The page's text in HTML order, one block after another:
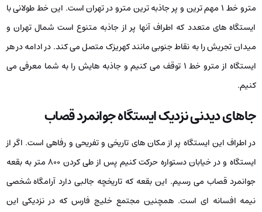
مترو خط ۱ مهم ترین و پر جاذبه ترین مترو در تهران است. این خط طولانی با
ایستگاه های متعدد که اطراف آنها پر از جاذبه متنوع است شمال تهران و
میدان تجریش را به نقاط جنوبی مانند کهریزک متصل می کند. در ادامه در هر
ایستگاه از مترو خط ۱ توقف می کنیم و جاذبه هایش را به شما معرفی می
کنیم.
جاهای دیدنی نزدیک ایستگاه جوانمرد قصاب
در اطراف این ایستگاه پر از مکان های تاریخی و تفریحی و رفاهی است. اگر از
ایستگاه و در خیابان دستواره حرکت کنیم پس از طی کردن ۸۰۰ متر به بقعه
جوانمرد قصاب می رسیم. این بقعه که تاریخچه جالبی دارد آرامگاه شخصی
نیمه افسانه ای است. همچنین مجتمع خلیج فارس که در نزدیکی این